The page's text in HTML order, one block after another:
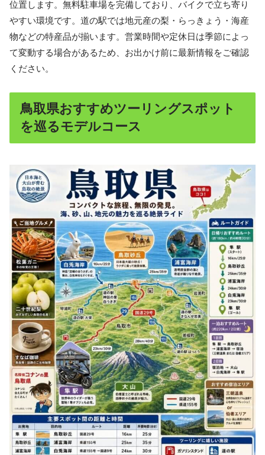
位置します。無料駐車場を完備しており、バイクで立ち寄り
やすい環境です。道の駅では地元産の梨・らっきょう・海産
物などの特産品が揃います。営業時間や定休日は季節によっ
て変動する場合があるため、お出かけ前に最新情報をご確認
ください。
鳥取県おすすめツーリングスポット
を巡るモデルコース